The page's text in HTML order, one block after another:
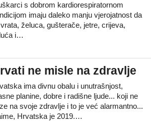
s dobrom kardiorespiratornom
imaju daleko manju vjerojatnost da
želuca, gušterače, jetre, crijeva,
i…
ne misle na zdravlje
ima divnu obalu i unutrašnjost,
planine, dobre i radišne ljude... koji ne
na svoje zdravlje i to je već alarmantno...
Hrvatska je 2019.…